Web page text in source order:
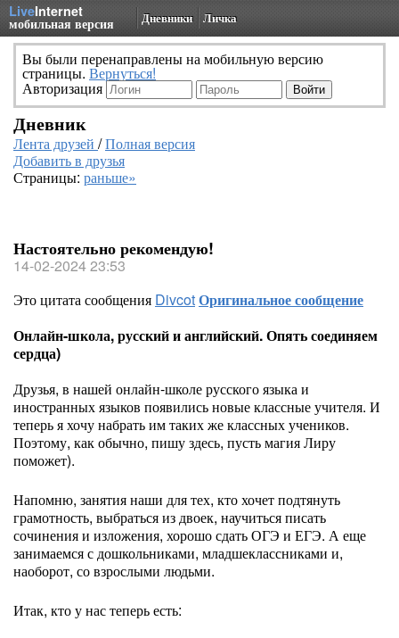
LiveInternet
мобильная версия Дневники Личка
Вы были перенаправлены на мобильную версию
страницы. Вернуться!
Авторизация
Дневник
Лента друзей /Полная версия
Добавить в друзья
Страницы: раньше»
Настоятельно рекомендую!
14-02-2024 23:53
Это цитата сообщения DivcotОригинальное сообщение
Онлайн-школа, русский и английский. Опять соединяем
сердца)
Друзья, в нашей онлайн-школе русского языка и
иностранных языков появились новые классные учителя. И
теперь я хочу набрать им таких же классных учеников.
Поэтому, как обычно, пишу здесь, пусть магия Лиру
поможет).
Напомню, занятия наши для тех, кто хочет подтянуть
грамотность, выбраться из двоек, научиться писать
сочинения и изложения, хорошо сдать ОГЭ и ЕГЭ. А еще
занимаемся с дошкольниками, младшеклассниками и,
наоборот, со взрослыми людьми.
Итак, кто у нас теперь есть: